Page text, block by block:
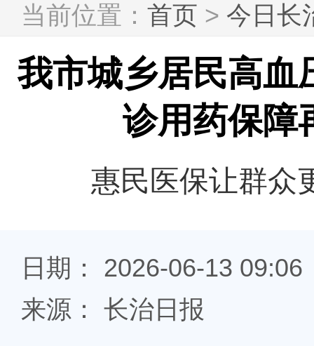
当前位置： 首页 > 今日长
我市城乡居民高血
诊用药保障
惠民医保让群众
日期： 2026-06-13 09:06
来源： 长治日报